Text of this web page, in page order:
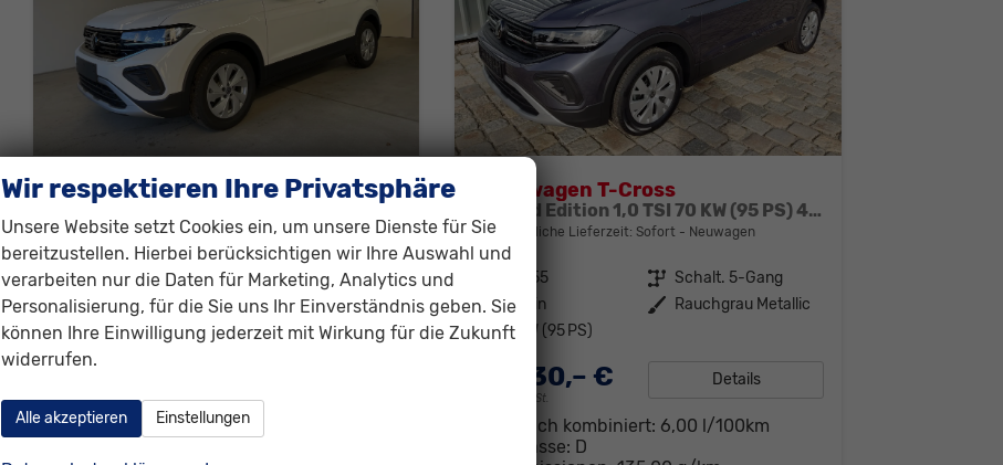
Volkswagen T-Cross
sofort lieferbar Neuwagen
Fahrzeugnr. 292636 Getriebe Schalt. 5-Gang
Kraftstoff Benzin Außenfarbe [0Q0Q] Pure White
Leistung 70 kW (95 PS) Kilometerstand 20 km
incl. 19% MwSt.
Verbrauch kombiniert:6,00 l/100km
Volkswagen T-Cross
Limited Edition 1,0 TSI 70 KW (95 PS) 4 Jahre Garantie-2x PDC-App Connect-Sofort
unverbindliche Lieferzeit: Sofort Neuwagen
291755 Getriebe Schalt. 5-Gang
Benzin Außenfarbe Rauchgrau Metallic
Leistung 70 kW (95 PS)
25.730,– €
incl. 19% MwSt.
Details
Verbrauch kombiniert: 6,00 l/100km
-Klasse: D
Wir respektieren Ihre Privatsphäre
Unsere Website setzt Cookies ein, um unsere Dienste für Sie
bereitzustellen. Hierbei berücksichtigen wir Ihre Auswahl und
verarbeiten nur die Daten für Marketing, Analytics und
Personalisierung, für die Sie uns Ihr Einverständnis geben. Sie
können Ihre Einwilligung jederzeit mit Wirkung für die Zukunft
widerrufen.
Alle akzeptieren Einstellungen